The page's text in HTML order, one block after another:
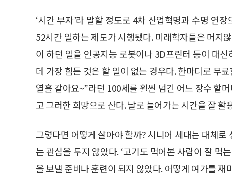
‘시간 부자’라 말할 정도로 4차 산업혁명과 수명 연
52시간 일하는 제도가 시행됐다. 미래학자들은 머지
이 하던 일을 인공지능 로봇이나 3D프린터 등이 대
데 가장 힘든 것은 할 일이 없는 경우다. 한마디로 무
열흘 같아요~”라던 100세를 훨씬 넘긴 어느 장수 할
고 그러한 희망으로 산다. 날로 늘어가는 시간을 잘
그렇다면 어떻게 살아야 할까? 시니어 세대는 대체
는 관심을 두지 않았다. ‘고기도 먹어본 사람이 잘 먹
을 보낼 준비나 훈련이 되지 않았다. 어떻게 여가를